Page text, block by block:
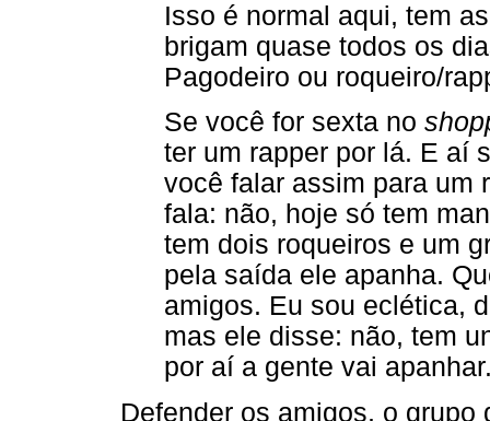
Isso é normal aqui, tem
brigam quase todos os
Pagodeiro ou roqueiro/
Se você for sexta no
ter um rapper por lá. E aí
você falar assim para um
fala: não, hoje só tem
tem dois roqueiros e um
pela saída ele apanha.
amigos. Eu sou eclética,
mas ele disse: não, tem
por aí a gente vai
Defender os amigos, o